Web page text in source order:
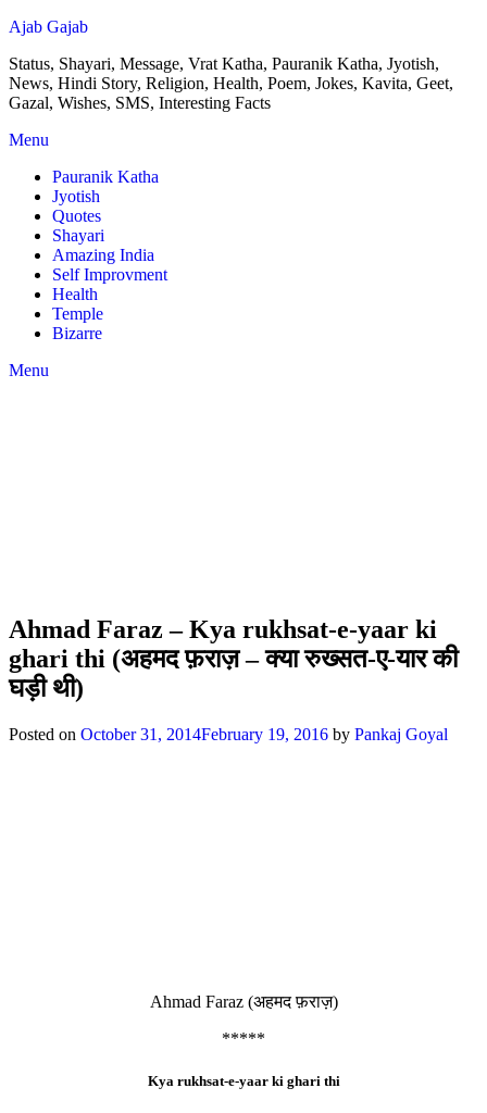
Ajab Gajab
Status, Shayari, Message, Vrat Katha, Pauranik Katha, Jyotish,
News, Hindi Story, Religion, Health, Poem, Jokes, Kavita, Geet,
Gazal, Wishes, SMS, Interesting Facts
Menu
Pauranik Katha
Jyotish
Quotes
Shayari
Amazing India
Self Improvment
Health
Temple
Bizarre
Menu
Ahmad Faraz – Kya rukhsat-e-yaar ki
ghari thi (अहमद फ़राज़ – क्या रुख्सत-ए-यार की
घड़ी थी)
Posted on October 31, 2014February 19, 2016 by Pankaj Goyal
Ahmad Faraz (अहमद फ़राज़)
*****
Kya rukhsat-e-yaar ki ghari thi